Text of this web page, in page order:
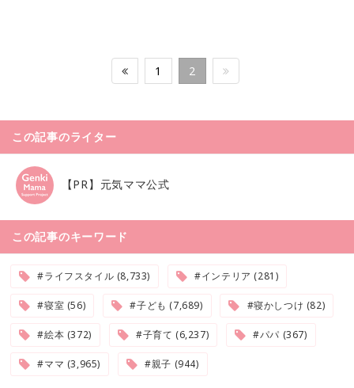
1 2
この記事のライター
【PR】元気ママ公式
この記事のキーワード
#ライフスタイル (8,733) #インテリア (281)
#寝室 (56) #子ども (7,689) #寝かしつけ (82)
#絵本 (372) #子育て (6,237) #パパ (367)
#ママ (3,965) #親子 (944)